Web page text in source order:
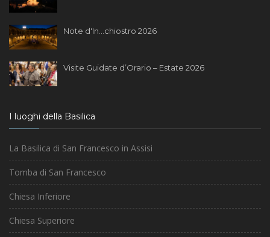
Note d'In...chiostro 2026
Visite Guidate d’Orario – Estate 2026
I luoghi della Basilica
La Basilica di San Francesco in Assisi
Tomba di San Francesco
Chiesa Inferiore
Chiesa Superiore